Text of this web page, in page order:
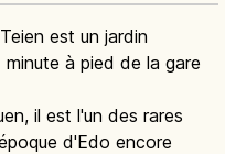
est un jardin
à pied de la gare
il est l'un des rares
d'Edo encore